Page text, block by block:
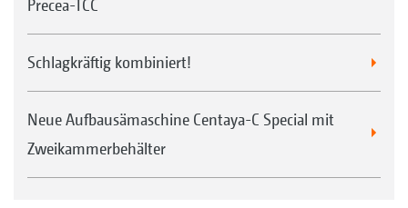
Precea-TCC
Schlagkräftig kombiniert!
Neue Aufbausämaschine Centaya-C Special mit
Zweikammerbehälter